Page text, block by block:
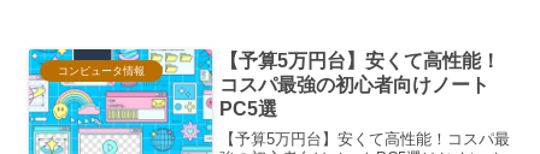
コンピュータ情報
【予算5万円台】安くて高性能！
コスパ最強の初心者向けノート
PC5選
【予算5万円台】安くて高性能！コスパ最